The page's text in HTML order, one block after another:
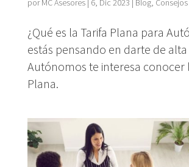
¿Qué es la Tarifa Plana para
estás pensando en darte de alta
Autónomos te interesa conocer
Plana.